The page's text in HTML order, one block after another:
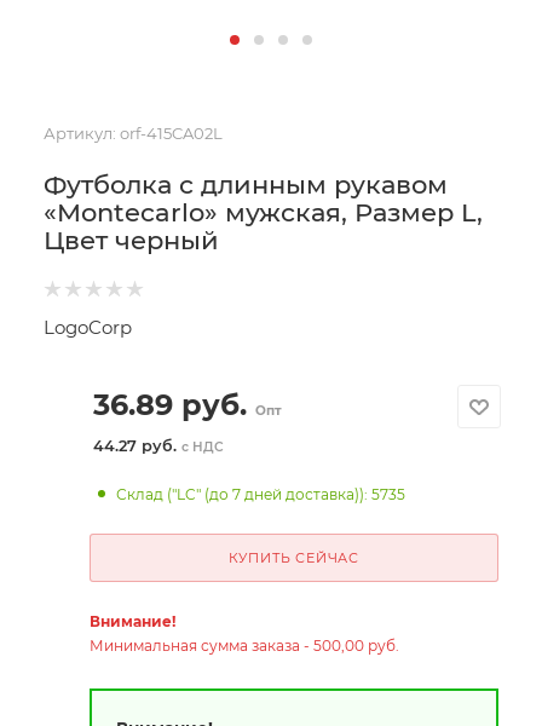
Артикул: orf-415CA02L
Футболка с длинным рукавом
«Montecarlo» мужская, Размер L,
Цвет черный
LogoCorp
36.89руб. Опт
44.27 руб. с НДС
Склад ("LC" (до 7 дней доставка)): 5735
КУПИТЬ СЕЙЧАС
Внимание!
Минимальная сумма заказа - 500,00 руб.